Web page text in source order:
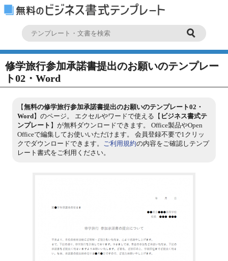
修学旅行参加承諾書提出のお願いのテンプレー
ト02・Word
【無料の修学旅行参加承諾書提出のお願いのテンプレート02・
Word】のページ。 エクセルやワードで使える【 ビジネス書式テ
ンプレート 】が無料ダウンロードできます。 Office製品やOpen
Officeで編集してお使いいただけます。 会員登録不要で1クリッ
クでダウンロードできます。 ご利用規約の内容をご確認しテンプ
レート書式をご利用ください。